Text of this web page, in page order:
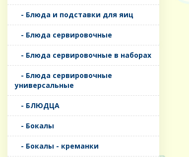
- Блюда и подставки для яиц
- Блюда сервировочные
- Блюда сервировочные в наборах
- Блюда сервировочные
универсальные
- БЛЮДЦА
- Бокалы
- Бокалы - креманки